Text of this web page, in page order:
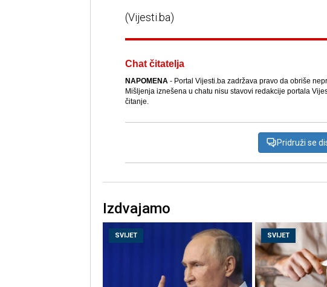
(Vijesti.ba)
Chat čitatelja
NAPOMENA- Portal Vijesti.ba zadržava pravo da obriše
Mišljenja iznešena u chatu nisu stavovi redakcije portala
čitanje.
Pridruži se
Izdvajamo
SVIJET SVIJET